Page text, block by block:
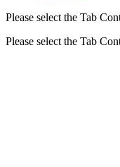
Please select the Tab
Please select the Tab